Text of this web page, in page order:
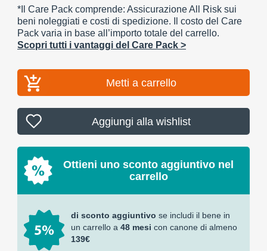
*Il Care Pack comprende: Assicurazione All Risk sui
beni noleggiati e costi di spedizione. Il costo del Care
Pack varia in base all’importo totale del carrello.
Scopri tutti i vantaggi del Care Pack >
Metti a carrello
Aggiungi alla wishlist
Ottieni uno sconto aggiuntivo nel
carrello
di sconto aggiuntivo se includi il bene in
un carrello a 48 mesi con canone di almeno
139€